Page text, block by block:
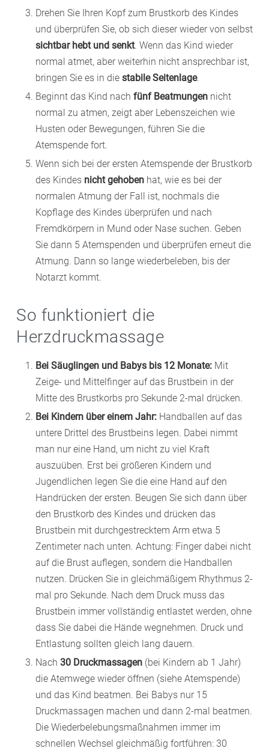
Drehen Sie Ihren Kopf zum Brustkorb des Kindes
und überprüfen Sie, ob sich dieser wieder von selbst
sichtbar hebt und senkt. Wenn das Kind wieder
normal atmet, aber weiterhin nicht ansprechbar ist,
bringen Sie es in die stabile Seitenlage.
Beginnt das Kind nach fünf Beatmungen nicht
normal zu atmen, zeigt aber Lebenszeichen wie
Husten oder Bewegungen, führen Sie die
Atemspende fort.
Wenn sich bei der ersten Atemspende der Brustkorb
des Kindes nicht gehoben hat, wie es bei der
normalen Atmung der Fall ist, nochmals die
Kopflage des Kindes überprüfen und nach
Fremdkörpern in Mund oder Nase suchen. Geben
Sie dann 5 Atemspenden und überprüfen erneut die
Atmung. Dann so lange wiederbeleben, bis der
Notarzt kommt.
So funktioniert die
Herzdruckmassage
Bei Säuglingen und Babys bis 12 Monate: Mit
Zeige- und Mittelfinger auf das Brustbein in der
Mitte des Brustkorbs pro Sekunde 2-mal drücken.
Bei Kindern über einem Jahr: Handballen auf das
untere Drittel des Brustbeins legen. Dabei nimmt
man nur eine Hand, um nicht zu viel Kraft
auszuüben. Erst bei größeren Kindern und
Jugendlichen legen Sie die eine Hand auf den
Handrücken der ersten. Beugen Sie sich dann über
den Brustkorb des Kindes und drücken das
Brustbein mit durchgestrecktem Arm etwa 5
Zentimeter nach unten. Achtung: Finger dabei nicht
auf die Brust auflegen, sondern die Handballen
nutzen. Drücken Sie in gleichmäßigem Rhythmus 2-
mal pro Sekunde. Nach dem Druck muss das
Brustbein immer vollständig entlastet werden, ohne
dass Sie dabei die Hände wegnehmen. Druck und
Entlastung sollten gleich lang dauern.
Nach 30 Druckmassagen (bei Kindern ab 1 Jahr)
die Atemwege wieder öffnen (siehe Atemspende)
und das Kind beatmen. Bei Babys nur 15
Druckmassagen machen und dann 2-mal beatmen.
Die Wiederbelebungsmaßnahmen immer im
schnellen Wechsel gleichmäßig fortführen: 30